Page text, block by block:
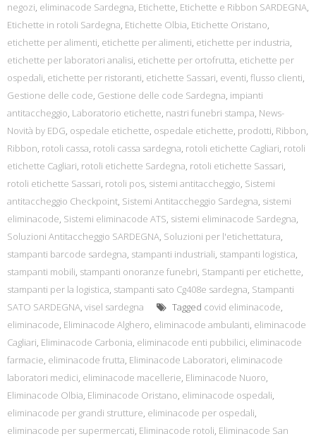
negozi, eliminacode Sardegna, Etichette, Etichette e Ribbon SARDEGNA,
Etichette in rotoli Sardegna, Etichette Olbia, Etichette Oristano,
etichette per alimenti, etichette per alimenti, etichette per industria,
etichette per laboratori analisi, etichette per ortofrutta, etichette per
ospedali, etichette per ristoranti, etichette Sassari, eventi, flusso clienti,
Gestione delle code, Gestione delle code Sardegna, impianti
antitaccheggio, Laboratorio etichette, nastri funebri stampa, News-
Novità by EDG, ospedale etichette, ospedale etichette, prodotti, Ribbon,
Ribbon, rotoli cassa, rotoli cassa sardegna, rotoli etichette Cagliari, rotoli
etichette Cagliari, rotoli etichette Sardegna, rotoli etichette Sassari,
rotoli etichette Sassari, rotoli pos, sistemi antitaccheggio, Sistemi
antitaccheggio Checkpoint, Sistemi Antitaccheggio Sardegna, sistemi
eliminacode, Sistemi eliminacode ATS, sistemi eliminacode Sardegna,
Soluzioni Antitaccheggio SARDEGNA, Soluzioni per l'etichettatura,
stampanti barcode sardegna, stampanti industriali, stampanti logistica,
stampanti mobili, stampanti onoranze funebri, Stampanti per etichette,
stampanti per la logistica, stampanti sato Cg408e sardegna, Stampanti
SATO SARDEGNA, visel sardegna Tagged covid eliminacode,
eliminacode, Eliminacode Alghero, eliminacode ambulanti, eliminacode
Cagliari, Eliminacode Carbonia, eliminacode enti pubbilici, eliminacode
farmacie, eliminacode frutta, Eliminacode Laboratori, eliminacode
laboratori medici, eliminacode macellerie, Eliminacode Nuoro,
Eliminacode Olbia, Eliminacode Oristano, eliminacode ospedali,
eliminacode per grandi strutture, eliminacode per ospedali,
eliminacode per supermercati, Eliminacode rotoli, Eliminacode San